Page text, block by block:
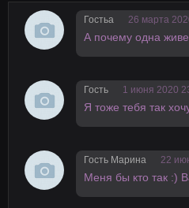
Гостьа 26 марта
А почему одна
Гость 1 июня 2020
Я тоже тебя так
Гость Марина 22
Меня бы кто так :)